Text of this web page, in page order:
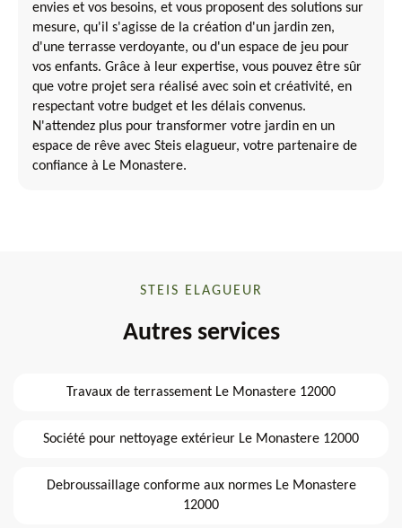
envies et vos besoins, et vous proposent des solutions sur
mesure, qu'il s'agisse de la création d'un jardin zen,
d'une terrasse verdoyante, ou d'un espace de jeu pour
vos enfants. Grâce à leur expertise, vous pouvez être sûr
que votre projet sera réalisé avec soin et créativité, en
respectant votre budget et les délais convenus.
N'attendez plus pour transformer votre jardin en un
espace de rêve avec Steis elagueur, votre partenaire de
confiance à Le Monastere.
STEIS ELAGUEUR
Autres services
Travaux de terrassement Le Monastere 12000
Société pour nettoyage extérieur Le Monastere 12000
Debroussaillage conforme aux normes Le Monastere
12000